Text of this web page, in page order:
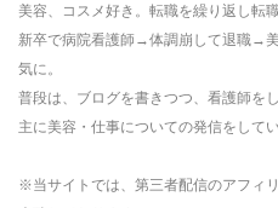
美容、コスメ好き。転職を繰り返し転
新卒で病院看護師→体調崩して退職→
気に。
普段は、ブログを書きつつ、看護師をし
主に美容・仕事についての発信をしてい
※当サイトでは、第三者配信のアフィ